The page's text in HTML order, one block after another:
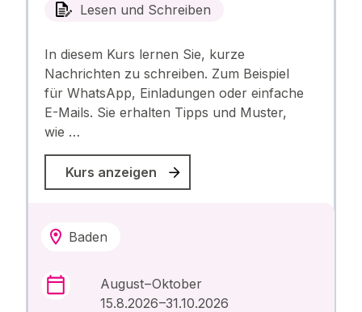
Lesen und Schreiben
In diesem Kurs lernen Sie, kurze
Nachrichten zu schreiben. Zum Beispiel
für WhatsApp, Einladungen oder einfache
E-Mails. Sie erhalten Tipps und Muster,
wie …
Kurs anzeigen
Baden
August – Oktober
15.8.2026 –31.10.2026